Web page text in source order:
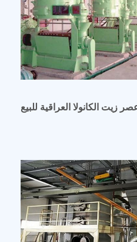
زيت الكانولا العراقية للبيع